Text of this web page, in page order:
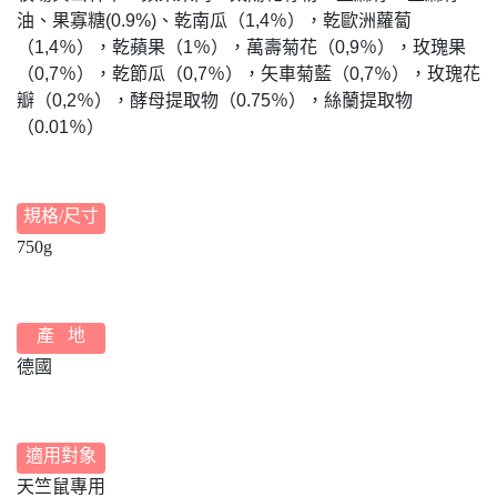
油、果寡糖(0.9%)、乾南瓜（1,4％），乾歐洲蘿蔔
（1,4％），乾蘋果（1％），萬壽菊花（0,9％），玫瑰果
（0,7％），乾節瓜（0,7％），矢車菊藍（0,7％），玫瑰花
瓣（0,2％），酵母提取物（0.75％），絲蘭提取物
（0.01％）
規格/尺寸
750g
產 地
德國
適用對象
天竺鼠專用